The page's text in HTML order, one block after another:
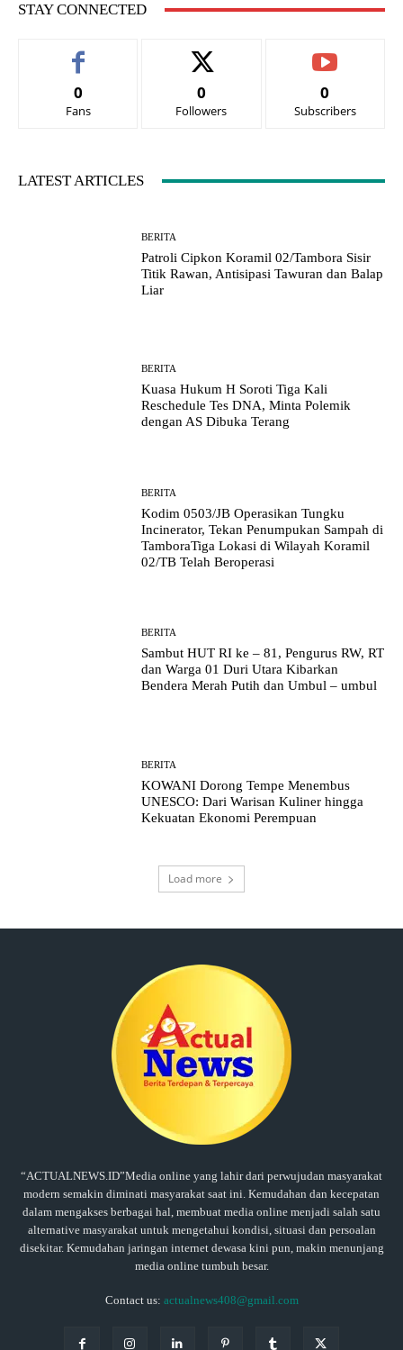
STAY CONNECTED
0
Fans
0
Followers
0
Subscribers
LATEST ARTICLES
BERITA
Patroli Cipkon Koramil 02/Tambora Sisir
Titik Rawan, Antisipasi Tawuran dan Balap
Liar
BERITA
Kuasa Hukum H Soroti Tiga Kali
Reschedule Tes DNA, Minta Polemik
dengan AS Dibuka Terang
BERITA
Kodim 0503/JB Operasikan Tungku
Incinerator, Tekan Penumpukan Sampah di
TamboraTiga Lokasi di Wilayah Koramil
02/TB Telah Beroperasi
BERITA
Sambut HUT RI ke – 81, Pengurus RW, RT
dan Warga 01 Duri Utara Kibarkan
Bendera Merah Putih dan Umbul – umbul
BERITA
KOWANI Dorong Tempe Menembus
UNESCO: Dari Warisan Kuliner hingga
Kekuatan Ekonomi Perempuan
Load more
“ACTUALNEWS.ID”Media online yang lahir dari perwujudan masyarakat
modern semakin diminati masyarakat saat ini. Kemudahan dan kecepatan
dalam mengakses berbagai hal, membuat media online menjadi salah satu
alternative masyarakat untuk mengetahui kondisi, situasi dan persoalan
disekitar. Kemudahan jaringan internet dewasa kini pun, makin menunjang
media online tumbuh besar.
Contact us: actualnews408@gmail.com